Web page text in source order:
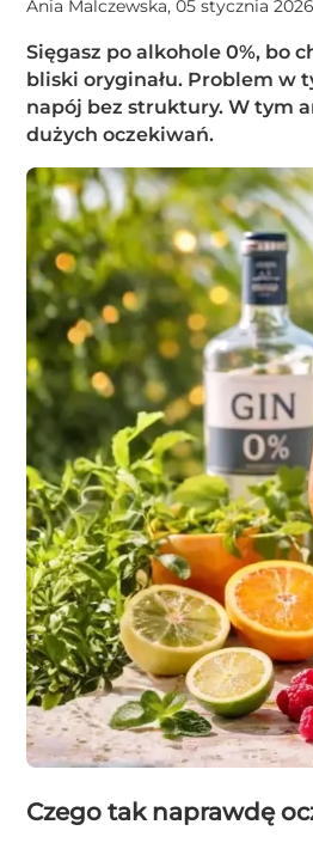
Ania Malczewska, 05 stycznia
Sięgasz po alkohole 0%, bo
bliski oryginału. Problem w
napój bez struktury. W tym
dużych oczekiwań.
Czego tak naprawdę